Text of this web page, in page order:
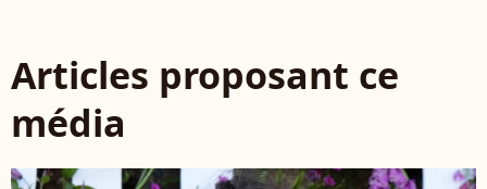
Articles proposant ce
média